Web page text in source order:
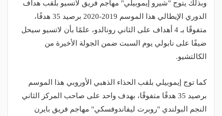
وبذلك يتوج "شيرو إيموبيلي" مهاجم فريق لاتسيو بلقب هداف
الدوري الإيطالي هذا الموسم 2019-2020 برصيد 35 هدفًا،
متفوقًا بـ 4 أهداف على الثاني رونالدو، علمًا بأن لاتسيو سيحل
ضيفًا على نابولي يوم السبت ضمن الجولة الأخيرة من
الكالتشيو.
كما توج إيموبيلي بلقب الحذاء الذهبي الأوروبي هذا الموسم
برصيد 35 هدفًا متفوقًا، بهدف واحد على صاحب المركز الثاني
النجم البولندي "روبرت ليفاندوفسكي" مهاجم فريق بايرن